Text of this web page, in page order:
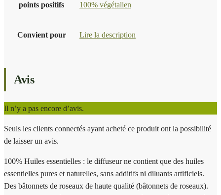
points positifs
100% végétalien
Convient pour Lire la description
Avis
Il n’y a pas encore d’avis.
Seuls les clients connectés ayant acheté ce produit ont la possibilité
de laisser un avis.
100% Huiles essentielles : le diffuseur ne contient que des huiles
essentielles pures et naturelles, sans additifs ni diluants artificiels.
Des bâtonnets de roseaux de haute qualité (bâtonnets de roseaux).